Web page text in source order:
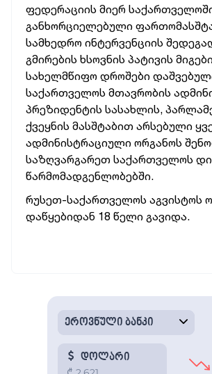
ფედერაციის მიერ
განხორციელებული
სამხედრო ინტერვენციის
გმირების ხსოვნის პატივის
სახელმწიფო დროშები
საქართველოს მთავრობის
პრეზიდენტის სასახლის,
ქვეყნის მასშტაბით არსებული
ადმინისტრაციული ორგანოს
საზღვარგარეთ საქართველოს
წარმომადგენლობებში.
რუსეთ-საქართველოს აგვისტოს
დაწყებიდან 18 წელი გავიდა.